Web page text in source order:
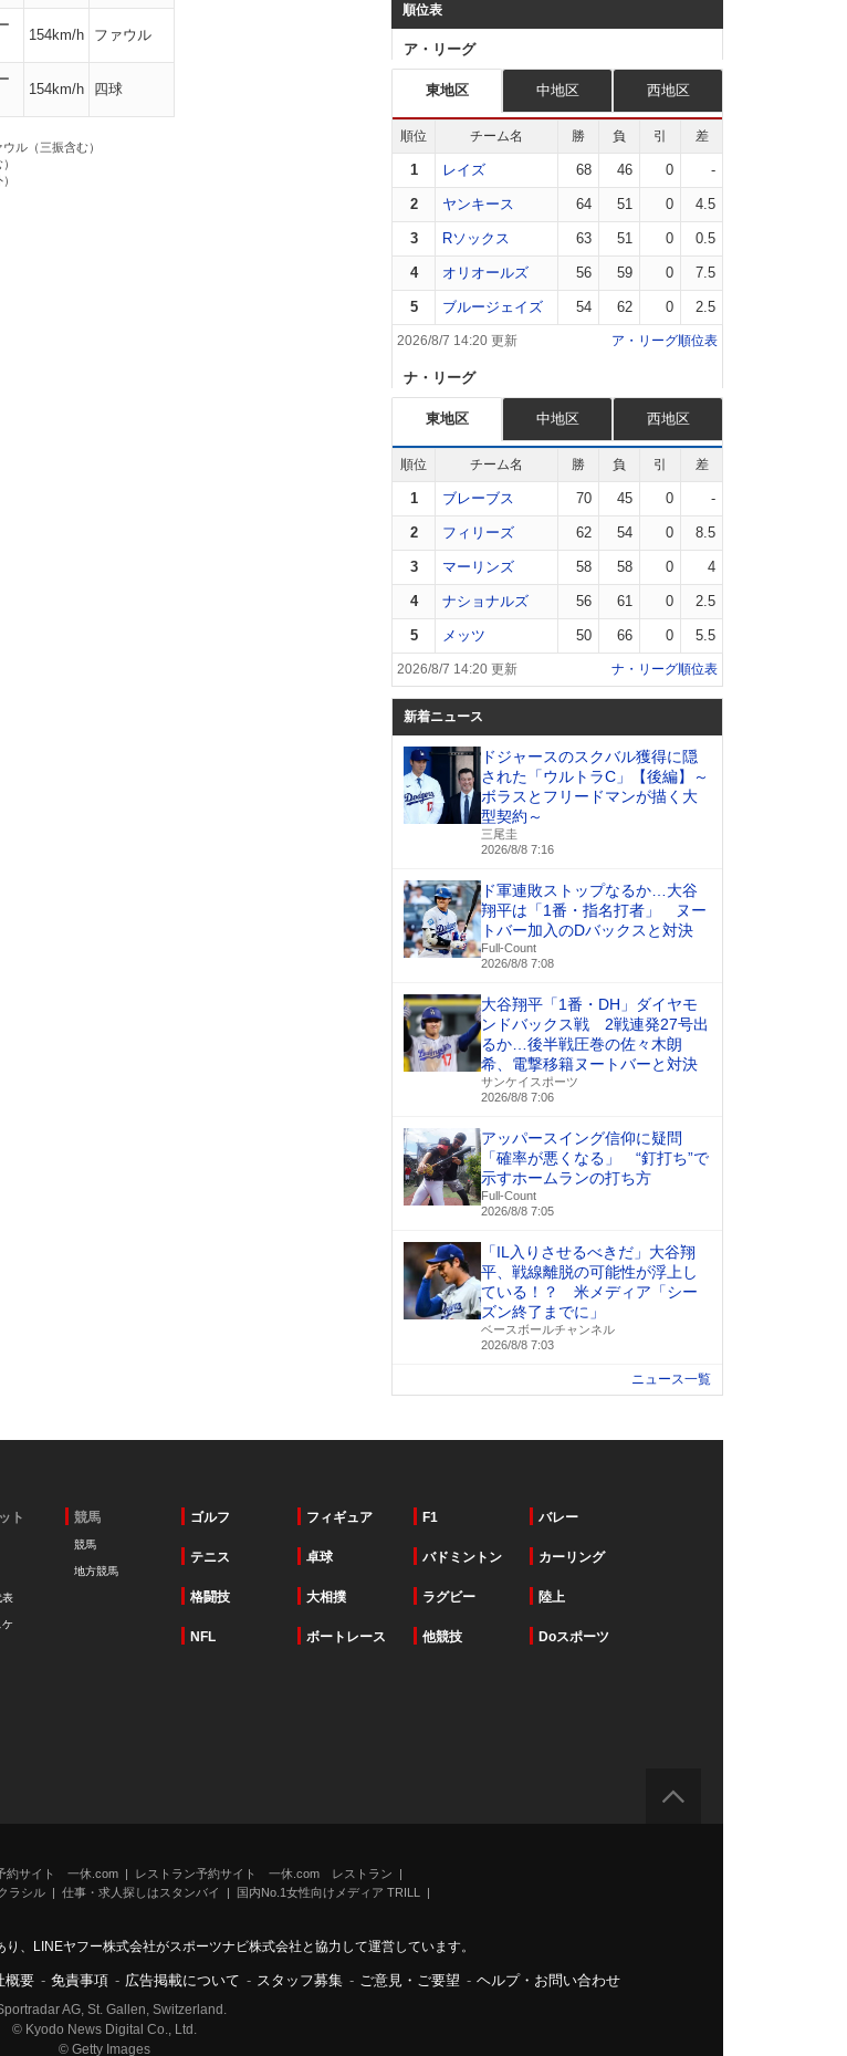
154km/h ファウル
154km/h 四球
ル（三振含む）
順位表
ア・リーグ
東地区 中地区 西地区
順位 チーム名 勝 負 引 差
1 レイズ 68 46 0 -
2 ヤンキース 64 51 0 4.5
3 Rソックス 63 51 0 0.5
4 オリオールズ 56 59 0 7.5
5 ブルージェイズ 54 62 0 2.5
2026/8/7 14:20 更新 ア・リーグ順位表
ナ・リーグ
東地区 中地区 西地区
順位 チーム名 勝 負 引 差
1 ブレーブス 70 45 0 -
2 フィリーズ 62 54 0 8.5
3 マーリンズ 58 58 0 4
4 ナショナルズ 56 61 0 2.5
5 メッツ 50 66 0 5.5
2026/8/7 14:20 更新 ナ・リーグ順位表
新着ニュース
ドジャースのスクバル獲得に隠
された「ウルトラC」【後編】～
ボラスとフリードマンが描く大
型契約～
三尾圭
2026/8/8 7:16
ド軍連敗ストップなるか…大谷
翔平は「1番・指名打者」 ヌー
トバー加入のDバックスと対決
Full-Count
2026/8/8 7:08
大谷翔平「1番・DH」ダイヤモ
ンドバックス戦 2戦連発27号出
るか…後半戦圧巻の佐々木朗
希、電撃移籍ヌートバーと対決
サンケイスポーツ
2026/8/8 7:06
アッパースイング信仰に疑問
「確率が悪くなる」 “釘打ち”で
示すホームランの打ち方
Full-Count
2026/8/8 7:05
「IL入りさせるべきだ」大谷翔
平、戦線離脱の可能性が浮上し
ている！？ 米メディア「シー
ズン終了までに」
ベースボールチャンネル
2026/8/8 7:03
ニュース一覧
ト
表
競馬
競馬
地方競馬
ゴルフ フィギュア F1 バレー
テニス 卓球 バドミントン カーリング
格闘技 大相撲 ラグビー 陸上
NFL ボートレース 他競技 Doスポーツ
約サイト 一休.com
レストラン予約サイト 一休.com レストラン
ラシル 仕事・求人探しはスタンバイ
国内No.1女性向けメディア TRILL
、LINEヤフー株式会社がスポーツナビ株式会社と協力して運営しています。
概要 - 免責事項 - 広告掲載について - スタッフ募集 - ご意見・ご要望 - ヘルプ・お問い合わせ
AG, St. Gallen, Switzerland.
© Kyodo News Digital Co., Ltd.
© Getty Images